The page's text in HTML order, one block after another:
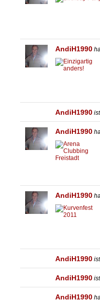
AndiH1990
AndiH1990
AndiH1990
AndiH1990
AndiH1990
AndiH1990
AndiH1990